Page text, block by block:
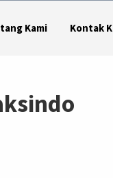
Kami Kontak